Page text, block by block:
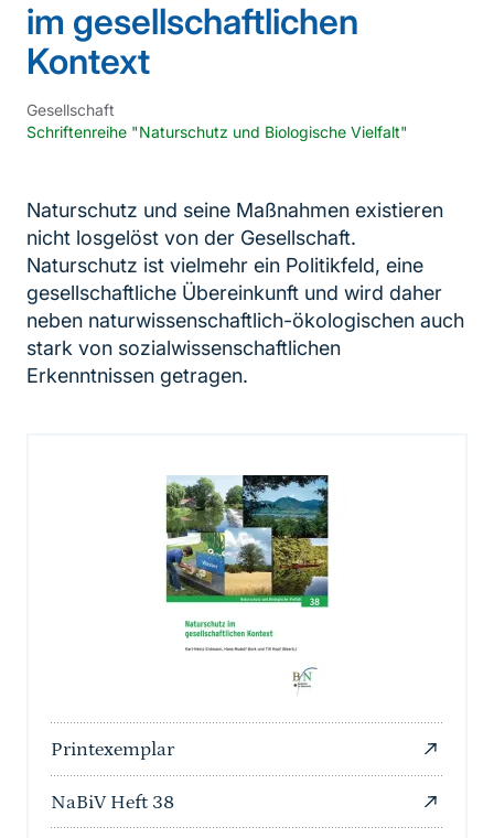
im gesellschaftlichen
Kontext
Gesellschaft
Schriftenreihe "Naturschutz und Biologische Vielfalt"
Naturschutz und seine Maßnahmen existieren
nicht losgelöst von der Gesellschaft.
Naturschutz ist vielmehr ein Politikfeld, eine
gesellschaftliche Übereinkunft und wird daher
neben naturwissenschaftlich-ökologischen auch
stark von sozialwissenschaftlichen
Erkenntnissen getragen.
Printexemplar
NaBiV Heft 38